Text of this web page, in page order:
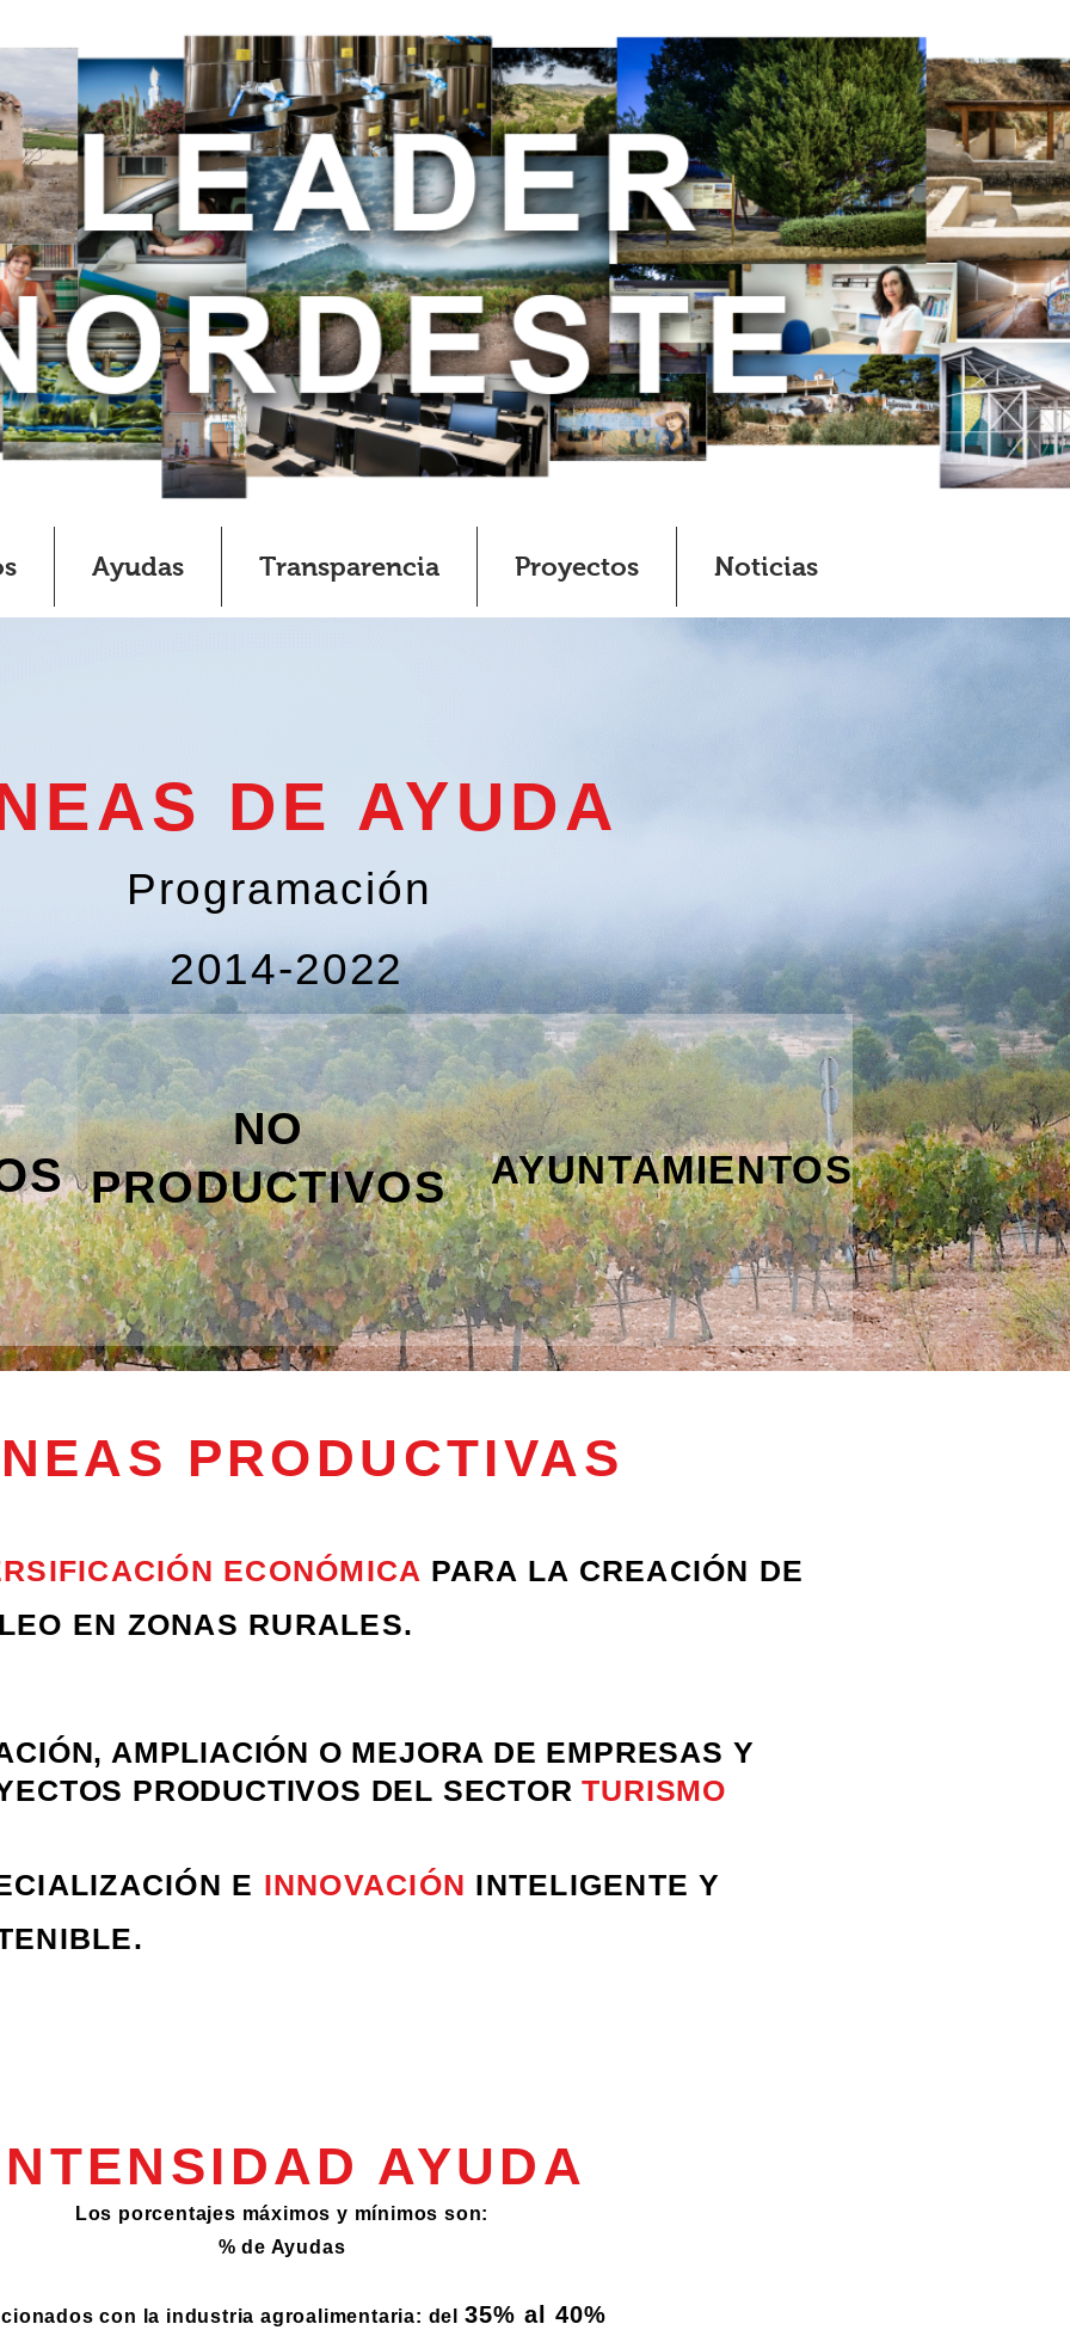
Ayudas Transparencia Proyectos Noticias
DE AYUDA
Programación
2014-2022
NO
PRODUCTIVOS
AYUNTAMIENTOS
PRODUCTIVAS
ECONÓMICA PARA LA CREACIÓN DE
EN ZONAS RURALES.
AMPLIACIÓN O MEJORA DE EMPRESAS Y
PRODUCTIVOS DEL SECTORTURISMO
E INNOVACIÓN INTELIGENTE Y
AYUDA
Los porcentajes máximos y mínimos son:
% de Ayudas
con la industria agroalimentaria: del 35% al 40%